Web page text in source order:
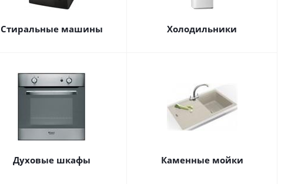
Стиральные машины Холодильники
Духовые шкафы Каменные мойки